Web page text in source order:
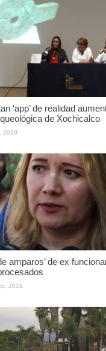
‘app’ de realidad
de Xochicalco
2019
amparos’ de ex
2019